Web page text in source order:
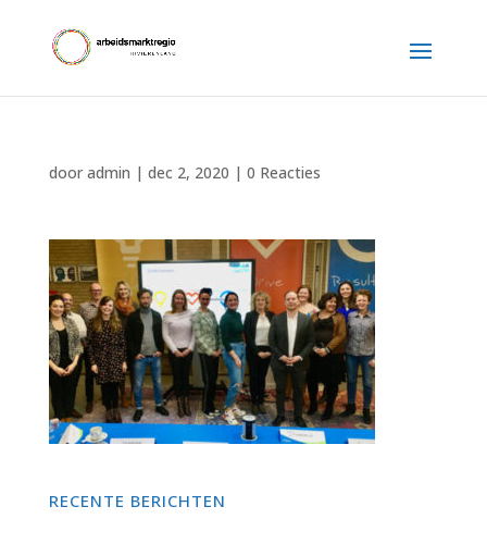
door admin | dec 2, 2020 | 0 Reacties
RECENTE BERICHTEN